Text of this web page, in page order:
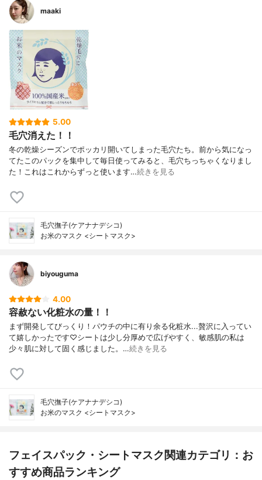
maaki
5.00
毛穴消えた！！
冬の乾燥シーズンでポッカリ開いてしまった毛穴たち。前から気になっ
てたこのパックを集中して毎日使ってみると、毛穴ちっちゃくなりまし
た！これはこれからずっと使います…続きを見る
毛穴撫子(ケアナナデシコ)
お米のマスク <シートマスク>
biyouguma
4.00
容赦ない化粧水の量！！
まず開発してびっくり！パウチの中に有り余る化粧水...贅沢に入ってい
て嬉しかったです♡シートは少し分厚めで広げやすく、敏感肌の私は
少々肌に対して固く感じました。…続きを見る
毛穴撫子(ケアナナデシコ)
お米のマスク <シートマスク>
フェイスパック・シートマスク関連カテゴリ：お
すすめ商品ランキング